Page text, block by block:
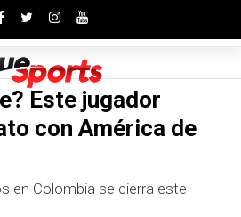
Este jugador
con América de
en Colombia se cierra este